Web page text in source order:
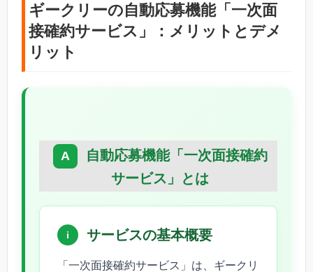
ギークリーの自動応募機能「一次面
接確約サービス」：メリットとデメ
リット
自動応募機能「一次面接確約
サービス」とは
i サービスの基本概要
「一次面接確約サービス」は、ギークリ